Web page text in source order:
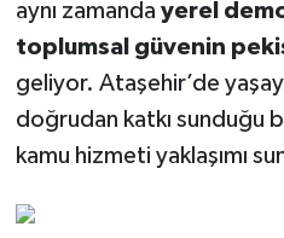
aynı zamanda yerel
toplumsal güvenin
geliyor. Ataşehir’de
doğrudan katkı sunduğu
kamu hizmeti yaklaşımı